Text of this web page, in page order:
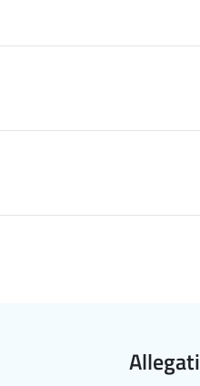
Allegati